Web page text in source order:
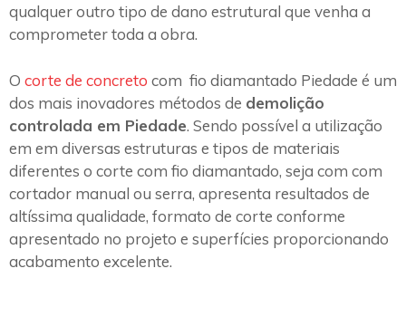
qualquer outro tipo de dano estrutural que venha a
comprometer toda a obra.
O corte de concreto com fio diamantado Piedade é um
dos mais inovadores métodos de demolição
controlada em Piedade. Sendo possível a utilização
em em diversas estruturas e tipos de materiais
diferentes o corte com fio diamantado, seja com com
cortador manual ou serra, apresenta resultados de
altíssima qualidade, formato de corte conforme
apresentado no projeto e superfícies proporcionando
acabamento excelente.